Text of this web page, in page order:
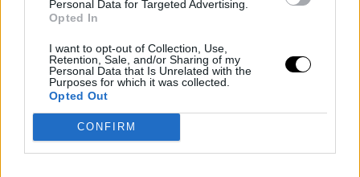
Personal Data for Targeted Advertising.
Opted In
I want to opt-out of Collection, Use,
Retention, Sale, and/or Sharing of my
Personal Data that Is Unrelated with the
Purposes for which it was collected.
Opted Out
CONFIRM
Cornetti keto burro e
cannella: la colazione
perfetta!
Recipe by Ketoalessia